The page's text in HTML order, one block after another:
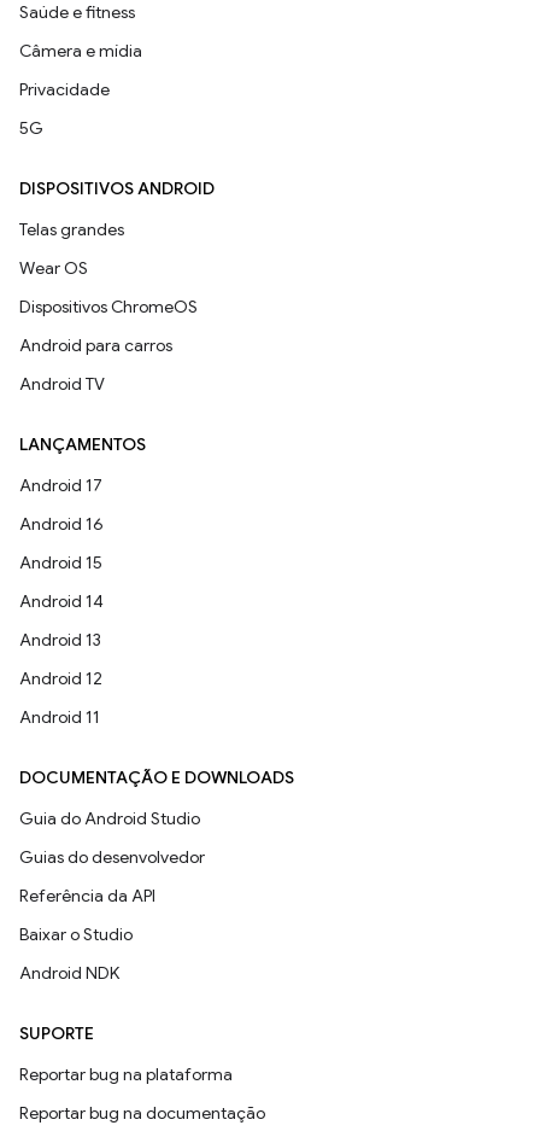
Saúde e fitness
Câmera e mídia
Privacidade
5G
DISPOSITIVOS ANDROID
Telas grandes
Wear OS
Dispositivos ChromeOS
Android para carros
Android TV
LANÇAMENTOS
Android 17
Android 16
Android 15
Android 14
Android 13
Android 12
Android 11
DOCUMENTAÇÃO E DOWNLOADS
Guia do Android Studio
Guias do desenvolvedor
Referência da API
Baixar o Studio
Android NDK
SUPORTE
Reportar bug na plataforma
Reportar bug na documentação